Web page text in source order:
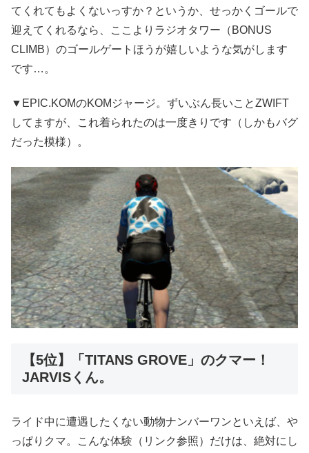
てくれてもよくないっすか？というか、せっかくゴールで
迎えてくれるなら、ここよりラジオタワー（BONUS
CLIMB）のゴールゲートほうが嬉しいような気がします
です…。
▼EPIC.KOMのKOMジャージ。ずいぶん長いことZWIFT
してますが、これ着られたのは一度きりです（しかもバグ
だった模様）。
【5位】「TITANS GROVE」のクマー！
JARVISくん。
ライド中に遭遇したくない動物ナンバーワンといえば、や
っぱりクマ。こんな体験（リンク参照）だけは、絶対にし